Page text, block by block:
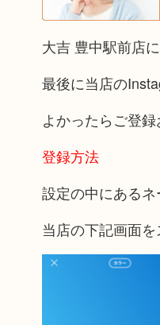
大吉 豊中駅前店
最後に当店の
よかったらご登録
登録方法
設定の中にある
当店の下記画面を